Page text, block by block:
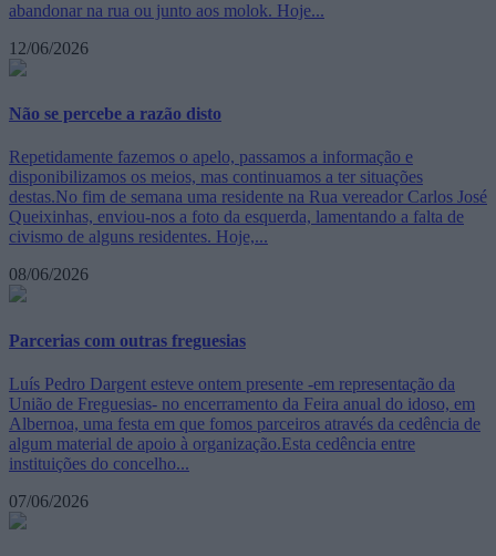
abandonar na rua ou junto aos molok. Hoje...
12/06/2026
Não se percebe a razão disto
Repetidamente fazemos o apelo, passamos a informação e
disponibilizamos os meios, mas continuamos a ter situações
destas.No fim de semana uma residente na Rua vereador Carlos José
Queixinhas, enviou-nos a foto da esquerda, lamentando a falta de
civismo de alguns residentes. Hoje,...
08/06/2026
Parcerias com outras freguesias
Luís Pedro Dargent esteve ontem presente -em representação da
União de Freguesias- no encerramento da Feira anual do idoso, em
Albernoa, uma festa em que fomos parceiros através da cedência de
algum material de apoio à organização.Esta cedência entre
instituições do concelho...
07/06/2026